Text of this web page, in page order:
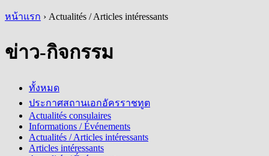
หน้าแรก › Actualités / Articles intéressants
ข่าว-กิจกรรม
ทั้งหมด
ประกาศสถานเอกอัครราชทูต
Actualités consulaires
Informations / Événements
Actualités / Articles intéressants
Articles intéressants